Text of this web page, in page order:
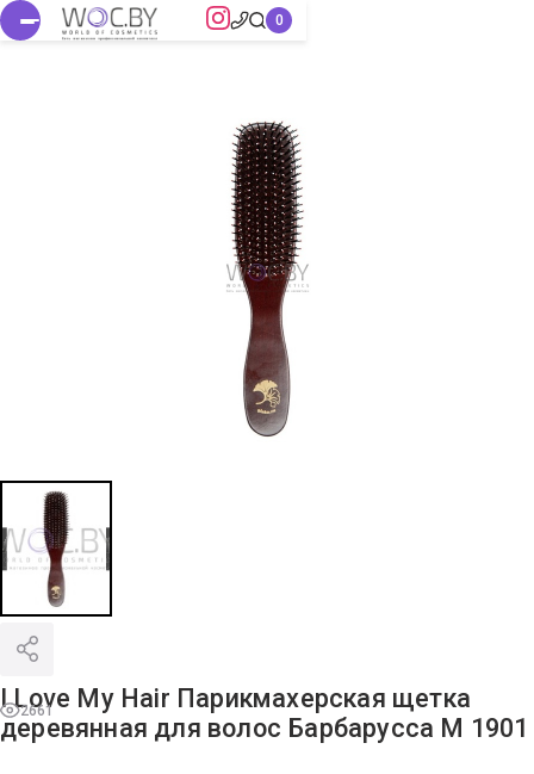
2661
I Love My Hair Парикмахерская щетка
деревянная для волос Барбарусса M 1901